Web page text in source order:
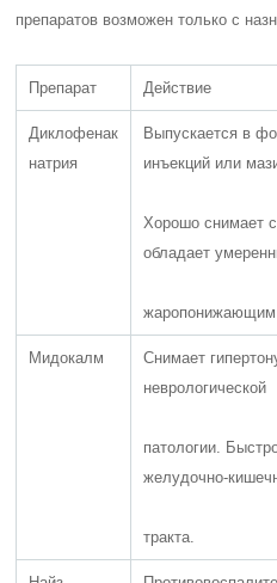
препаратов возможен только с
Препарат Действие
Диклофенак
натрия
Выпускается в
инъекций или
Хорошо снимает
обладает
Мидокалм
Снимает
неврологической
патологии.
желудочно-
тракта.